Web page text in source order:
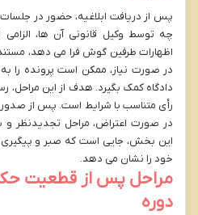
پس از دریافت ابلاغیه، حضور در
چه توسط وکیل قانونی آن ها،
اظهارات طرفین گوش فرا می دهد،
در صورت نیاز، ممکن است پرونده را
دادگاه کمک بگیرد. هدف از این مراحل،
رأی متناسب با شرایط است. پس از صدور
در صورت اعتراض، مراحل تجدیدنظر
این بخش، جایی است که صبر و
خود را نشان می دهد.
مراحل پس از قطعیت
دوره